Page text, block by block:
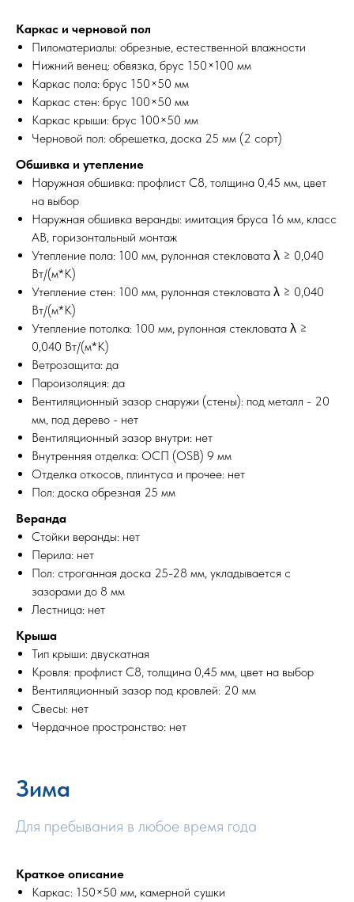
Каркас и черновой пол
Пиломатериалы: обрезные, естественной влажности
Нижний венец: обвязка, брус 150×100 мм
Каркас пола: брус 150×50 мм
Каркас стен: брус 100×50 мм
Каркас крыши: брус 100×50 мм
Черновой пол: обрешетка, доска 25 мм (2 сорт)
Обшивка и утепление
Наружная обшивка: профлист С8, толщина 0,45 мм, цвет
на выбор
Наружная обшивка веранды: имитация бруса 16 мм, класс
АВ, горизонтальный монтаж
Утепление пола: 100 мм, рулонная стекловата λ ≥ 0,040
Вт/(м*К)
Утепление стен: 100 мм, рулонная стекловата λ ≥ 0,040
Вт/(м*К)
Утепление потолка: 100 мм, рулонная стекловата λ ≥
0,040 Вт/(м*К)
Ветрозащита: да
Пароизоляция: да
Вентиляционный зазор снаружи (стены): под металл - 20
мм, под дерево - нет
Вентиляционный зазор внутри: нет
Внутренняя отделка: ОСП (OSB) 9 мм
Отделка откосов, плинтуса и прочее: нет
Пол: доска обрезная 25 мм
Веранда
Стойки веранды: нет
Перила: нет
Пол: строганная доска 25-28 мм, укладывается с
зазорами до 8 мм
Лестница: нет
Крыша
Тип крыши: двускатная
Кровля: профлист С8, толщина 0,45 мм, цвет на выбор
Вентиляционный зазор под кровлей: 20 мм
Свесы: нет
Чердачное пространство: нет
Зима
Для пребывания в любое время года
Краткое описание
Каркас: 150×50 мм, камерной сушки